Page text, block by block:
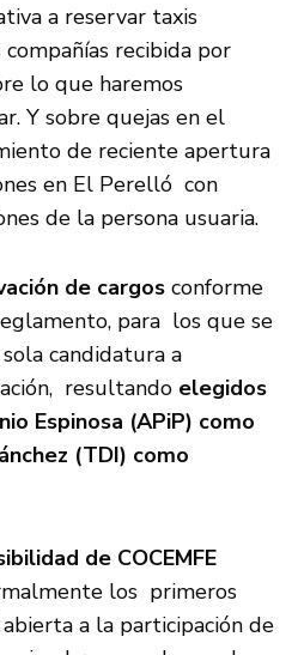
a reservar taxis
recibida por
lo que haremos
Y sobre quejas en el
de reciente apertura
en El Perelló con
de la persona usuaria.
de cargos conforme
para los que se
candidatura a
resultando elegidos
Espinosa (APiP) como
(TDI) como
de COCEMFE
los primeros
a la participación de